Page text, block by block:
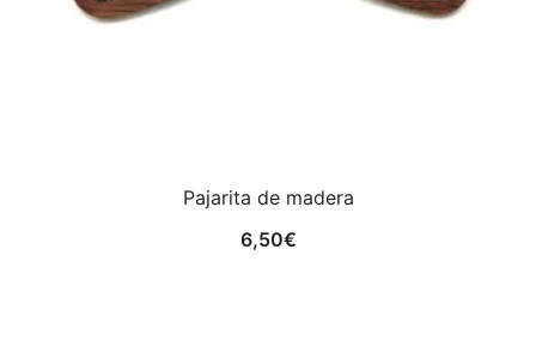
Pajarita de madera
6,50€